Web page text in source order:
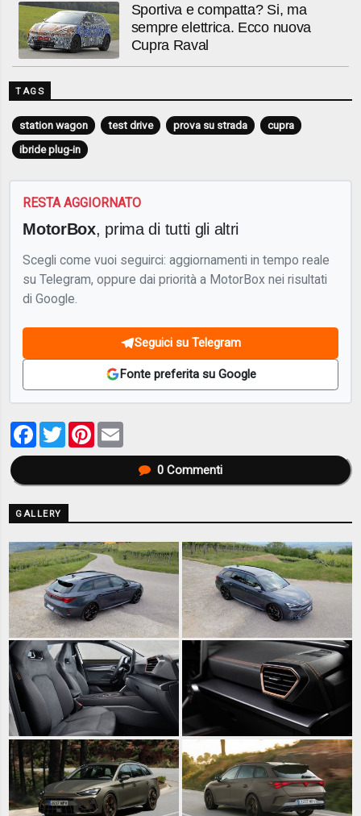
Sportiva e compatta? Si, ma
sempre elettrica. Ecco nuova
Cupra Raval
TAGS
station wagon test drive prova su strada
cupra
ibride plug-in
RESTA AGGIORNATO
MotorBox, prima di tutti gli altri
Scegli come vuoi seguirci: aggiornamenti in tempo reale
su Telegram, oppure dai priorità a MotorBox nei risultati
di Google.
Seguici su Telegram
Fonte preferita su Google
Facebook
TwitterPinterest
0Commenti
GALLERY